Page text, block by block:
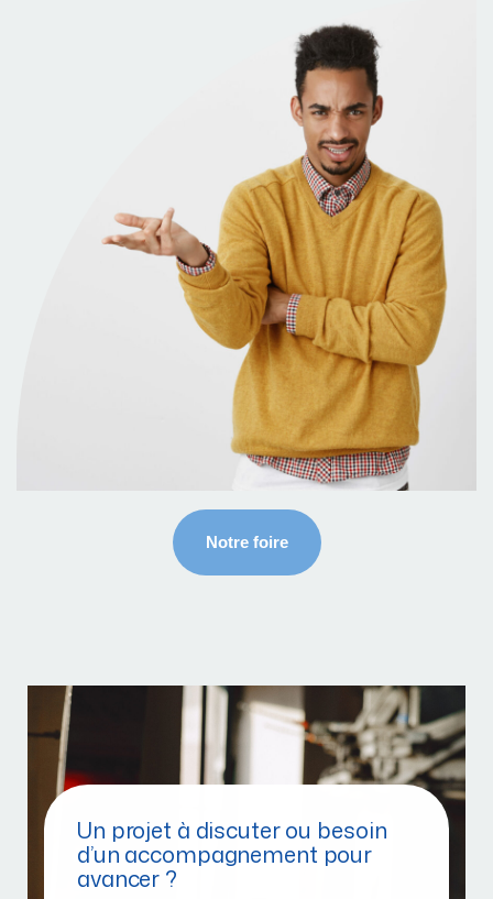
Un projet à discuter ou besoin
d’un accompagnement pour
avancer ?